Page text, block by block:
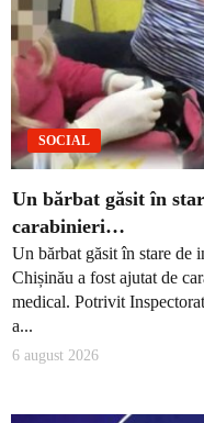
SOCIAL
Un bărbat găsit în
carabinieri…
Un bărbat găsit în stare de
Chișinău a fost ajutat de
medical. Potrivit
a...
6 august 2026